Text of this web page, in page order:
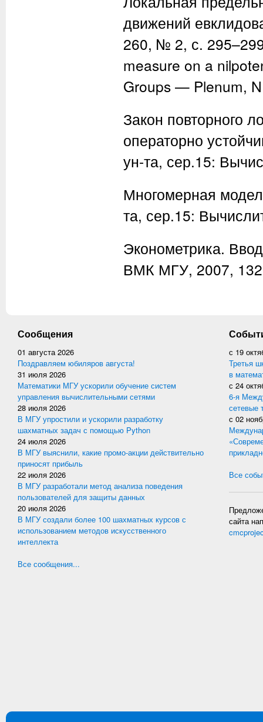
движений
260, № 2, с.
measure on a
Groups — Plenum,
Закон повторного
операторно
ун-та, сер.15:
Многомерная
та, сер.15:
Эконометрика.
ВМК МГУ, 2007,
Сообщения
01 августа 2026
Поздравляем юбиляров августа!
31 июля 2026
Математики МГУ ускорили обучение систем
управления вычислительными сетями
28 июля 2026
В МГУ упростили и ускорили разработку
шахматных задач с помощью Python
24 июля 2026
В МГУ выяснили, какие промо-акции действительно
приносят прибыль
22 июля 2026
В МГУ разработали метод анализа поведения
пользователей для защиты данных
20 июля 2026
В МГУ создали более 100 шахматных курсов с
использованием методов искусственного
интеллекта
Все сообщения...
с 19
Третья
в
с 24
6-я
сетевые
с 02
Все
сайта